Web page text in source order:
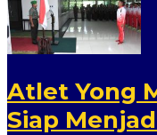
Atlet Yong
Siap